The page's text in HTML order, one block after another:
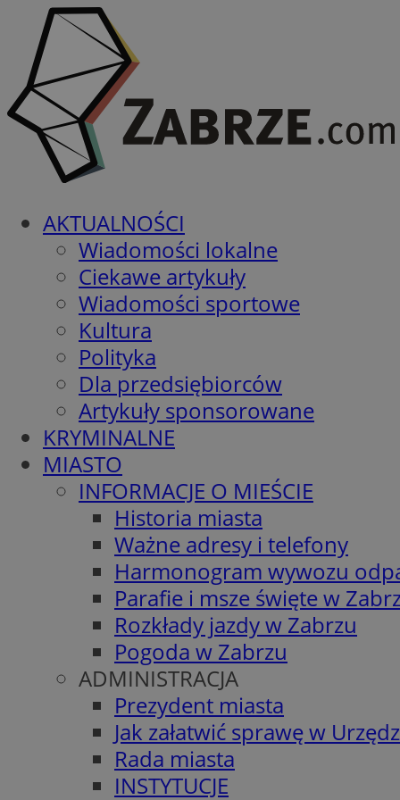
AKTUALNOŚCI
Wiadomości lokalne
Ciekawe artykuły
Wiadomości sportowe
Kultura
Polityka
Dla przedsiębiorców
Artykuły sponsorowane
KRYMINALNE
MIASTO
INFORMACJE O MIEŚCIE
Historia miasta
Ważne adresy i telefony
Harmonogram wywozu
Parafie i msze święte w
Rozkłady jazdy w Zabrzu
Pogoda w Zabrzu
ADMINISTRACJA
Prezydent miasta
Jak załatwić sprawę w
Rada miasta
INSTYTUCJE